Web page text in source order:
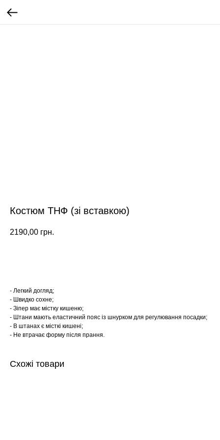
Костюм ТНФ (зі вставкою)
2190,00 грн.
- Легкий догляд;
- Швидко сохне;
- Зіпер має містку кишеню;
- Штани мають еластичний пояс із шнурком для регулювання посадки;
- В штанах є місткі кишені;
- Не втрачає форму після прання.
Схожі товари